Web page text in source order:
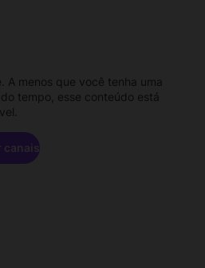
A menos que você tenha uma
tempo, esse conteúdo está
canais